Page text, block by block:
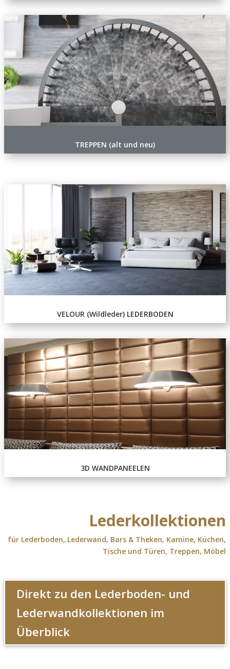
TREPPEN (alt und neu)
VELOUR (Wildleder) LEDERBODEN
3D WANDPANEELEN
Lederkollektionen
für Lederboden, Lederwand, Bars & Theken, Kamine, Küchen,
Tische und Türen, Treppen, Möbel
Direkt zu den Lederboden- und
Lederwandkollektionen im
Überblick